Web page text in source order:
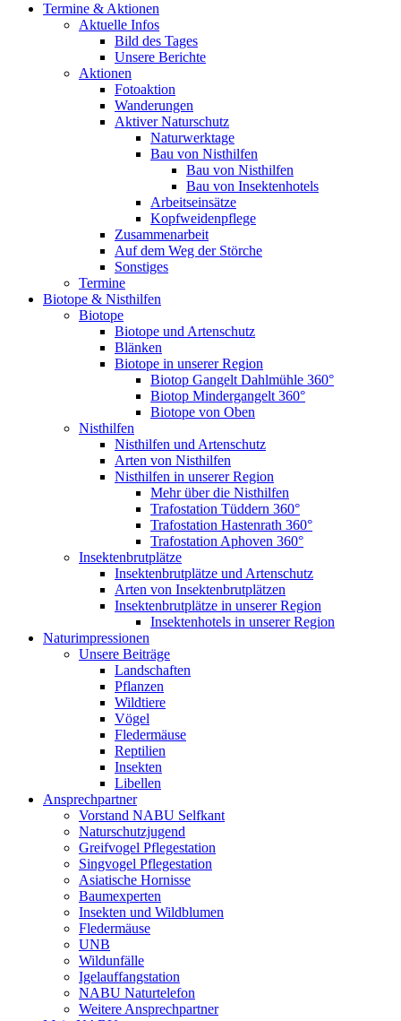
Termine & Aktionen
Aktuelle Infos
Bild des Tages
Unsere Berichte
Aktionen
Fotoaktion
Wanderungen
Aktiver Naturschutz
Naturwerktage
Bau von Nisthilfen
Bau von Nisthilfen
Bau von Insektenhotels
Arbeitseinsätze
Kopfweidenpflege
Zusammenarbeit
Auf dem Weg der Störche
Sonstiges
Termine
Biotope & Nisthilfen
Biotope
Biotope und Artenschutz
Blänken
Biotope in unserer Region
Biotop Gangelt Dahlmühle 360°
Biotop Mindergangelt 360°
Biotope von Oben
Nisthilfen
Nisthilfen und Artenschutz
Arten von Nisthilfen
Nisthilfen in unserer Region
Mehr über die Nisthilfen
Trafostation Tüddern 360°
Trafostation Hastenrath 360°
Trafostation Aphoven 360°
Insektenbrutplätze
Insektenbrutplätze und Artenschutz
Arten von Insektenbrutplätzen
Insektenbrutplätze in unserer Region
Insektenhotels in unserer Region
Naturimpressionen
Unsere Beiträge
Landschaften
Pflanzen
Wildtiere
Vögel
Fledermäuse
Reptilien
Insekten
Libellen
Ansprechpartner
Vorstand NABU Selfkant
Naturschutzjugend
Greifvogel Pflegestation
Singvogel Pflegestation
Asiatische Hornisse
Baumexperten
Insekten und Wildblumen
Fledermäuse
UNB
Wildunfälle
Igelauffangstation
NABU Naturtelefon
Weitere Ansprechpartner